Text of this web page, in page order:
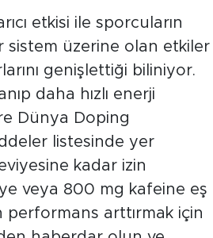
etkisi ile sporcuların
sistem üzerine olan etkiler
genişlettiği biliniyor.
daha hızlı enerji
Dünya Doping
listesinde yer
kadar izin
veya 800 mg kafeine eş
performans arttırmak için